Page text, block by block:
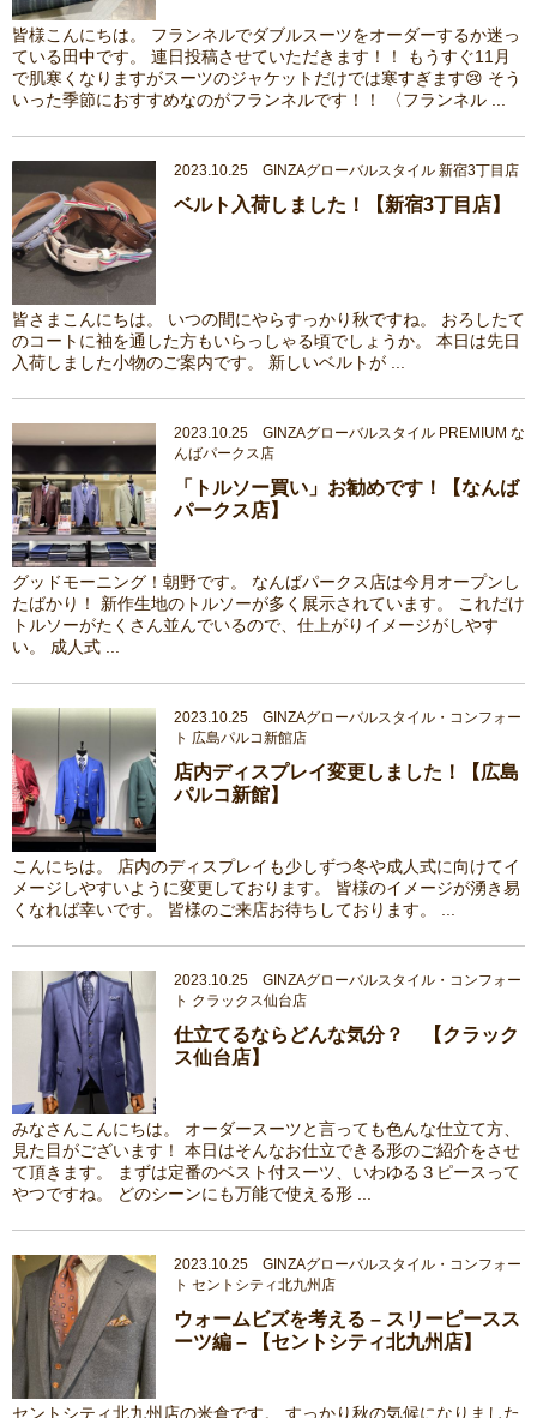
皆様こんにちは。 フランネルでダブルスーツをオーダーするか迷っ
ている田中です。 連日投稿させていただきます！！ もうすぐ11月
で肌寒くなりますがスーツのジャケットだけでは寒すぎます😢 そう
いった季節におすすめなのがフランネルです！！ 〈フランネル ...
2023.10.25 GINZAグローバルスタイル 新宿3丁目店
ベルト入荷しました！【新宿3丁目店】
皆さまこんにちは。 いつの間にやらすっかり秋ですね。 おろしたて
のコートに袖を通した方もいらっしゃる頃でしょうか。 本日は先日
入荷しました小物のご案内です。 新しいベルトが ...
2023.10.25 GINZAグローバルスタイル PREMIUM な
んばパークス店
「トルソー買い」お勧めです！【なんば
パークス店】
グッドモーニング！朝野です。 なんばパークス店は今月オープンし
たばかり！ 新作生地のトルソーが多く展示されています。 これだけ
トルソーがたくさん並んでいるので、仕上がりイメージがしやす
い。 成人式 ...
2023.10.25 GINZAグローバルスタイル・コンフォー
ト 広島パルコ新館店
店内ディスプレイ変更しました！【広島
パルコ新館】
こんにちは。 店内のディスプレイも少しずつ冬や成人式に向けてイ
メージしやすいように変更しております。 皆様のイメージが湧き易
くなれば幸いです。 皆様のご来店お待ちしております。 ...
2023.10.25 GINZAグローバルスタイル・コンフォー
ト クラックス仙台店
仕立てるならどんな気分？ 【クラック
ス仙台店】
みなさんこんにちは。 オーダースーツと言っても色んな仕立て方、
見た目がございます！ 本日はそんなお仕立できる形のご紹介をさせ
て頂きます。 まずは定番のベスト付スーツ、いわゆる３ピースって
やつですね。 どのシーンにも万能で使える形 ...
2023.10.25 GINZAグローバルスタイル・コンフォー
ト セントシティ北九州店
ウォームビズを考える – スリーピースス
ーツ編 – 【セントシティ北九州店】
セントシティ北九州店の米倉です。 すっかり秋の気候になりました